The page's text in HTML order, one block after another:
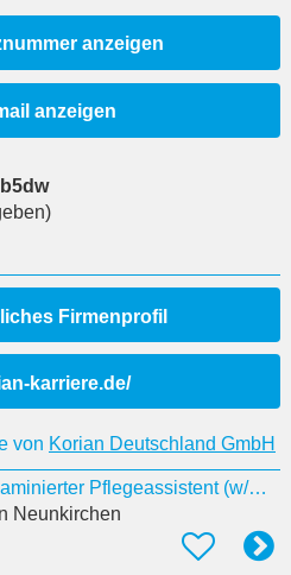
anzeigen
anzeigen
Firmenprofil
karriere.de/
von Korian Deutschland GmbH
Zweijährig examinierter Pflegeassistent (w/m/d)
Neunkirchen